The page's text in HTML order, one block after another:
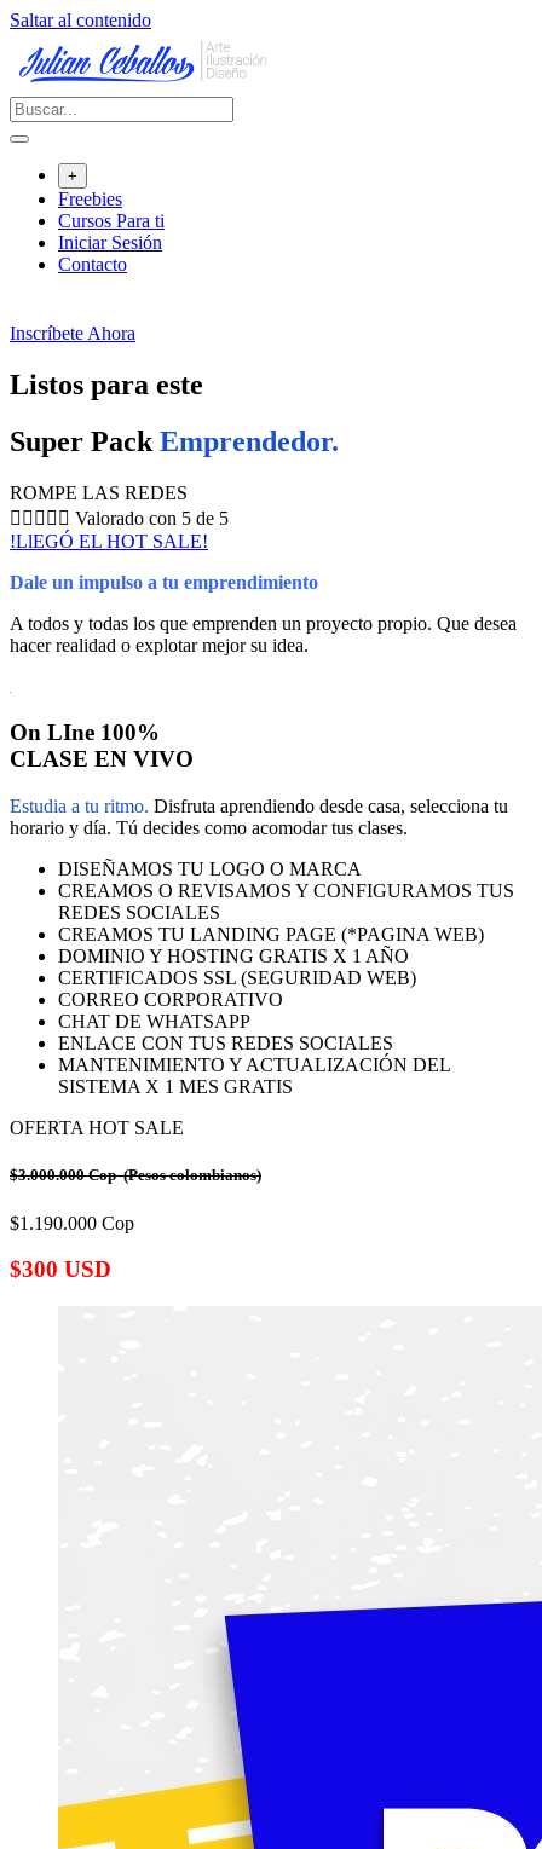
Saltar al contenido
+
Freebies
Cursos Para ti
Iniciar Sesión
Contacto
Inscríbete Ahora
Listos para este
Super Pack Emprendedor.
ROMPE LAS REDES
     Valorado con 5 de 5
!LlEGÓ EL HOT SALE!
Dale un impulso a tu emprendimiento
A todos y todas los que emprenden un proyecto propio. Que desea
hacer realidad o explotar mejor su idea.
On LIne 100%
CLASE EN VIVO
Estudia a tu ritmo. Disfruta aprendiendo desde casa, selecciona tu
horario y día. Tú decides como acomodar tus clases.
DISEÑAMOS TU LOGO O MARCA
CREAMOS O REVISAMOS Y CONFIGURAMOS TUS
REDES SOCIALES
CREAMOS TU LANDING PAGE (*PAGINA WEB)
DOMINIO Y HOSTING GRATIS X 1 AÑO
CERTIFICADOS SSL (SEGURIDAD WEB)
CORREO CORPORATIVO
CHAT DE WHATSAPP
ENLACE CON TUS REDES SOCIALES
MANTENIMIENTO Y ACTUALIZACIÓN DEL
SISTEMA X 1 MES GRATIS
OFERTA HOT SALE
$3.000.000 Cop (Pesos colombianos)
$1.190.000 Cop
$300 USD